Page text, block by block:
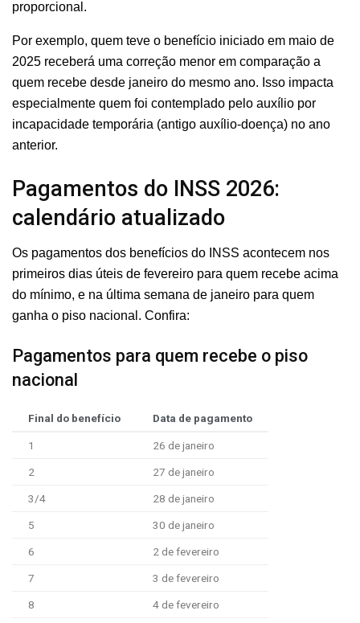
proporcional.
Por exemplo, quem teve o benefício iniciado em maio de
2025 receberá uma correção menor em comparação a
quem recebe desde janeiro do mesmo ano. Isso impacta
especialmente quem foi contemplado pelo auxílio por
incapacidade temporária (antigo auxílio-doença) no ano
anterior.
Pagamentos do INSS 2026:
calendário atualizado
Os pagamentos dos benefícios do INSS acontecem nos
primeiros dias úteis de fevereiro para quem recebe acima
do mínimo, e na última semana de janeiro para quem
ganha o piso nacional. Confira:
Pagamentos para quem recebe o piso
nacional
Final do benefício Data de pagamento
1 26 de janeiro
2 27 de janeiro
3/4 28 de janeiro
5 30 de janeiro
6 2 de fevereiro
7 3 de fevereiro
8 4 de fevereiro